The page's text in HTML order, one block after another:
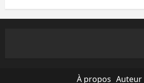
À propos Auteur